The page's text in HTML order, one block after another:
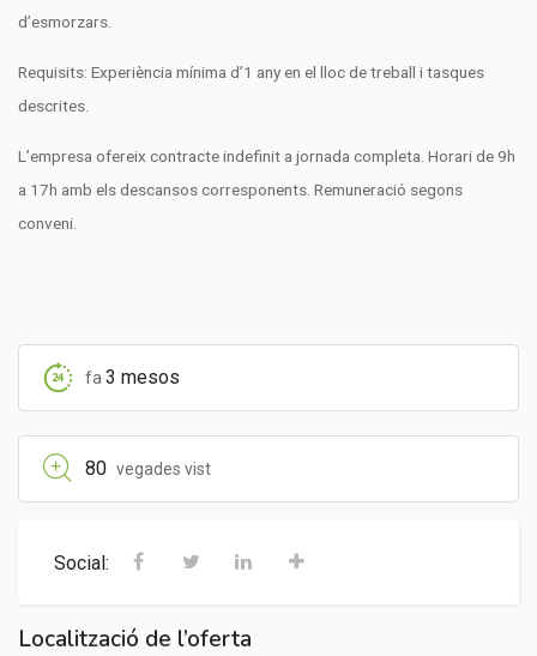
d’esmorzars.
Requisits: Experiència mínima d’1 any en el lloc de treball i tasques
descrites.
L’empresa ofereix contracte indefinit a jornada completa. Horari de 9h
a 17h amb els descansos corresponents. Remuneració segons
conveni.
fa3 mesos
80 vegades vist
Social:
Localització de l’oferta